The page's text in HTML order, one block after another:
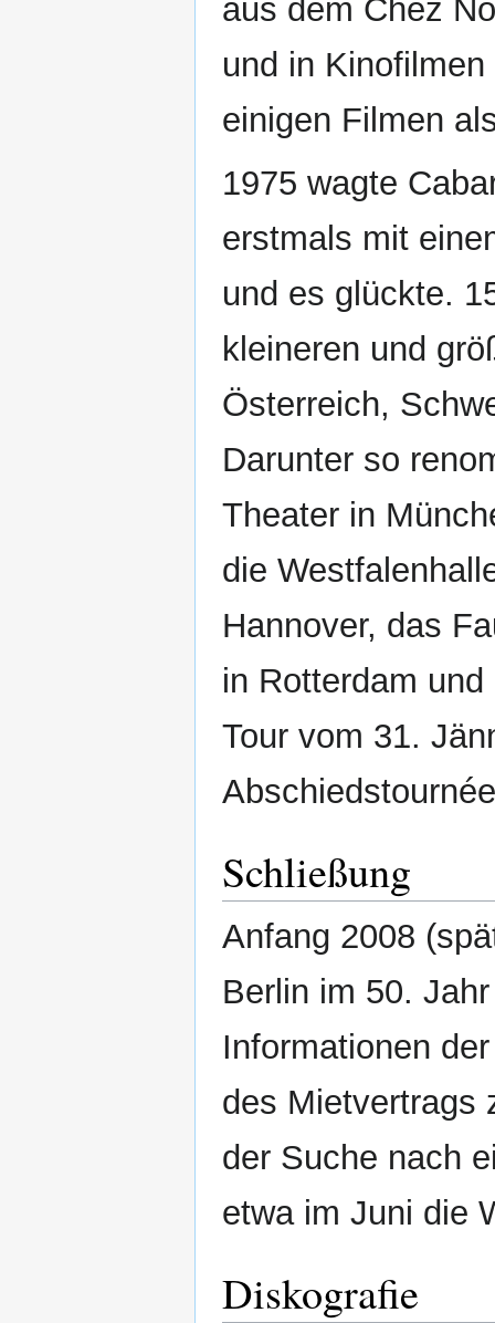
aus dem Chez
und in
einigen Filmen
1975 wagte
erstmals mit
und es glückte.
kleineren und
Österreich,
Darunter so
Theater in
die
Hannover, das
in Rotterdam
Tour vom 31.
Schließung
Anfang 2008
Berlin im 50.
Informationen
des Mietvertrags
der Suche nach
etwa im Juni die
Diskografie